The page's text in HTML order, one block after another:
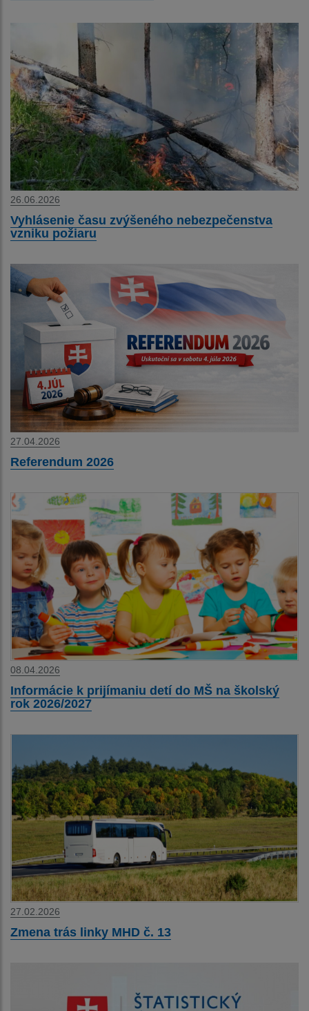
26.06.2026
Vyhlásenie času zvýšeného nebezpečenstva
vzniku požiaru
27.04.2026
Referendum 2026
08.04.2026
Informácie k prijímaniu detí do MŠ na školský
rok 2026/2027
27.02.2026
Zmena trás linky MHD č. 13